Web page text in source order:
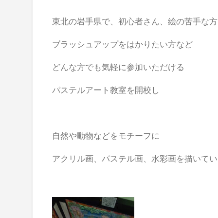
東北の岩手県で、初心者さん、絵の苦手な方
ブラッシュアップをはかりたい方など
どんな方でも気軽に参加いただける
パステルアート教室を開校し
自然や動物などをモチーフに
アクリル画、パステル画、水彩画を描いて